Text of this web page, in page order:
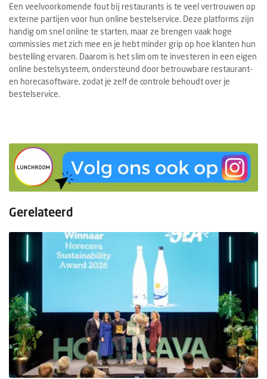
Een veelvoorkomende fout bij restaurants is te veel vertrouwen op
externe partijen voor hun online bestelservice. Deze platforms zijn
handig om snel online te starten, maar ze brengen vaak hoge
commissies met zich mee en je hebt minder grip op hoe klanten hun
bestelling ervaren. Daarom is het slim om te investeren in een eigen
online bestelsysteem, ondersteund door betrouwbare restaurant-
en horecasoftware, zodat je zelf de controle behoudt over je
bestelservice.
Gerelateerd